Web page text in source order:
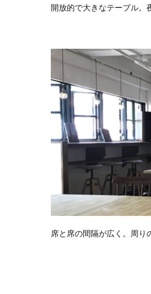
開放的で大きなテーブル。
席と席の間隔が広く。周り